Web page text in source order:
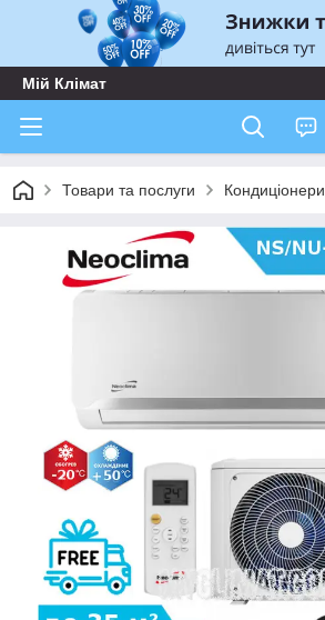
Мій Клімат
Товари та послуги Кондиціонери